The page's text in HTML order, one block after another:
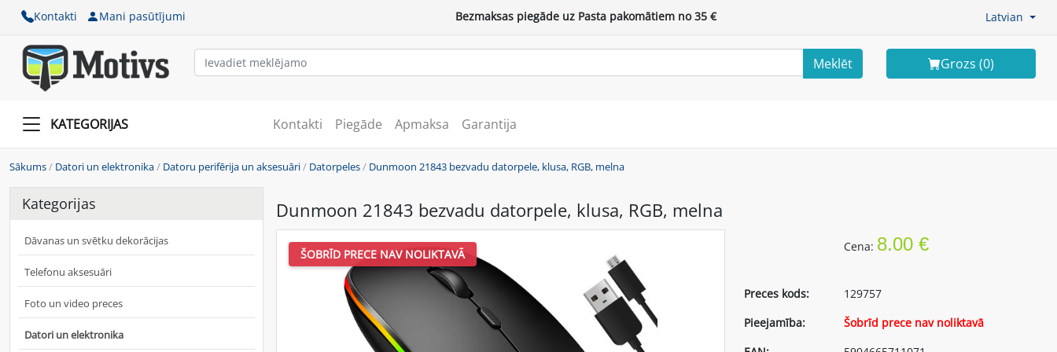
Kontakti Mani pasūtījumi Bezmaksas piegāde uz Pasta pakomātiem no 35 € Latvian
Meklēt Grozs (0)
KATEGORIJAS Kontakti Piegāde Apmaksa Garantija
Sākums/ Datori un elektronika/ Datoru perifērija un aksesuāri/ Datorpeles/ Dunmoon 21843 bezvadu datorpele, klusa, RGB, melna
Kategorijas
Dāvanas un svētku dekorācijas
Telefonu aksesuāri
Foto un video preces
Datori un elektronika
Dunmoon 21843 bezvadu datorpele, klusa, RGB, melna
ŠOBRĪD PRECE NAV NOLIKTAVĀ
Cena: 8.00 €
Preces kods:
129757
Pieejamība:
Šobrīd prece nav noliktavā